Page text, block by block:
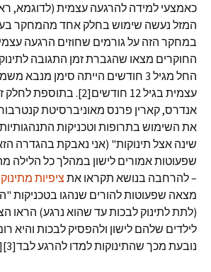
המזל נעשה שימוש בחלק אחד מהמחקר
במחקר הזה על גורמים שחוזים הרגעה
החוקרים מצאו שהגברת זמן התגובה
החל מגיל 3 חודשים הייתה סימן מנבא
עצמית בגיל 12 חודשים[2].
אנדרס, קארין פרנס מאוניברסיטת
את השימוש בתרופות וטכניקות
שינה אצל תינוקות" (אני נאבקת בהגדרה
שפעוטות אמורים לישון במהלך כל הלילה
– להרחבה בנושא תקראו את ציפיות
מצאה שפעוטות להורים שנהגו בטכניקות
(לתת לתינוק לבכות עד שהוא נרגע) הראו
לילדים שלהם לישון ולהפסיק לבכות והיא
נובעת מכך שהתינוקות למדו להרגע לבד[3][4][5].